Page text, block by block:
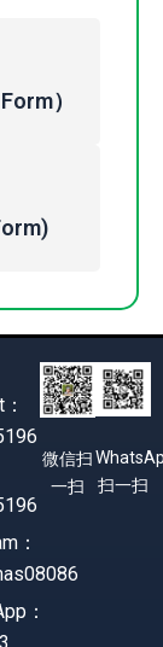
）
：
：
微信扫
一扫
扫一扫